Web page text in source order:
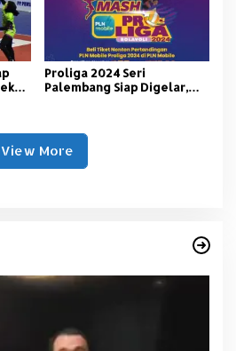
Proliga 2024 Seri
Palembang Siap Digelar,
View More